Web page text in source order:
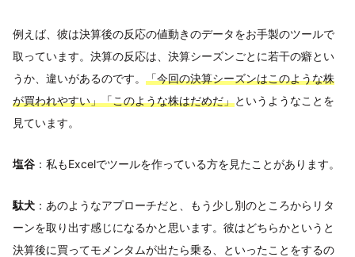
例えば、彼は決算後の反応の値動きのデータをお手製のツールで
取っています。決算の反応は、決算シーズンごとに若干の癖とい
うか、違いがあるのです。 「今回の決算シーズンはこのような株
が買われやすい」「このような株はだめだ」というようなことを
見ています。
塩谷 ：私もExcelでツールを作っている方を見たことがあります。
駄犬 ：あのようなアプローチだと、もう少し別のところからリタ
ーンを取り出す感じになるかと思います。彼はどちらかというと
決算後に買ってモメンタムが出たら乗る、といったことをするの